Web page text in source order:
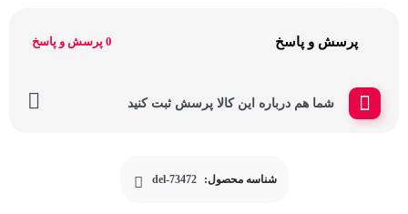
پرسش و پاسخ 0 پرسش و پاسخ
شما هم درباره این کالا پرسش ثبت کنید
شناسه محصول: del-73472